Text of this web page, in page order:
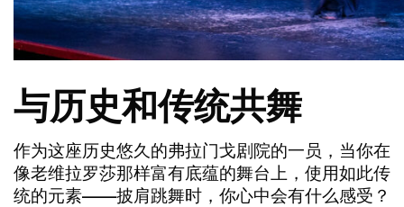
与历史和传统共舞
作为这座历史悠久的弗拉门戈剧院的一员，当你在
像老维拉罗莎那样富有底蕴的舞台上，使用如此传
统的元素——披肩跳舞时，你心中会有什么感受？